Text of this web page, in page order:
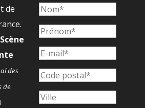
de
Scène
des
de